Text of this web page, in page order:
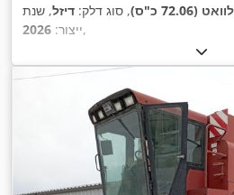
, סוג דלק: דיזל, שנת
ייצור: 2026 ,